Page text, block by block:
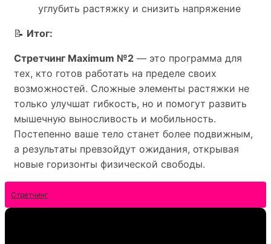
углубить растяжку и снизить напряжение
📝 Итог:
Стретчинг Maximum №2 — это программа для
тех, кто готов работать на пределе своих
возможностей. Сложные элементы растяжки не
только улучшат гибкость, но и помогут развить
мышечную выносливость и мобильность.
Постепенно ваше тело станет более подвижным,
а результаты превзойдут ожидания, открывая
новые горизонты физической свободы.
Стретчинг